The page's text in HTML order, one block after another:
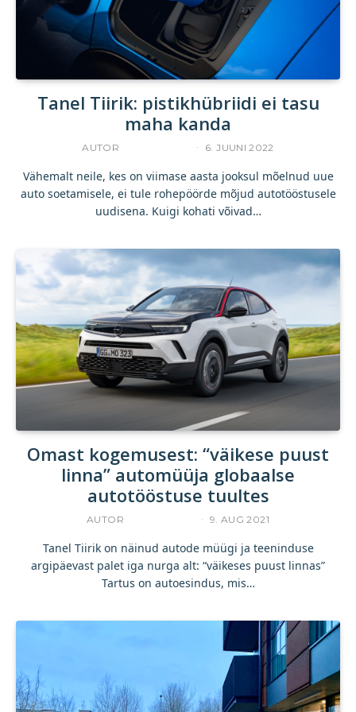
Tanel Tiirik: pistikhübriidi ei tasu
maha kanda
AUTOR 6. JUUNI 2022
Vähemalt neile, kes on viimase aasta jooksul mõelnud uue
auto soetamisele, ei tule rohepöörde mõjud autotööstusele
uudisena. Kuigi kohati võivad…
Omast kogemusest: “väikese puust
linna” automüüja globaalse
autotööstuse tuultes
AUTOR 9. AUG 2021
Tanel Tiirik on näinud autode müügi ja teeninduse
argipäevast palet iga nurga alt: “väikeses puust linnas”
Tartus on autoesindus, mis…